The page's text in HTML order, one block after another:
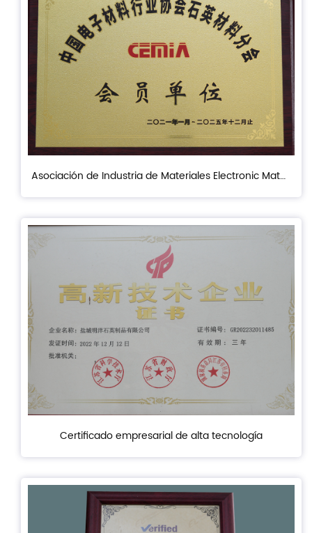
Asociación de Industria de Materiales Electronic Materials de Quartz Materials de China
Certificado empresarial de alta tecnología